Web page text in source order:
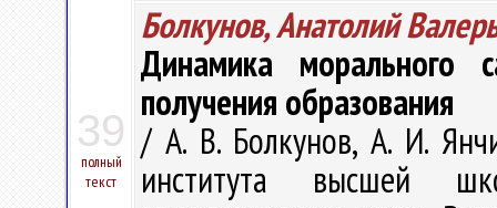
39
полный
текст
Болкунов, Анатолий
Динамика морального
получения образования
/ А. В. Болкунов, А. И.
института высшей